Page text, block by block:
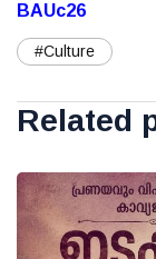
BAUc26
#Culture
Related